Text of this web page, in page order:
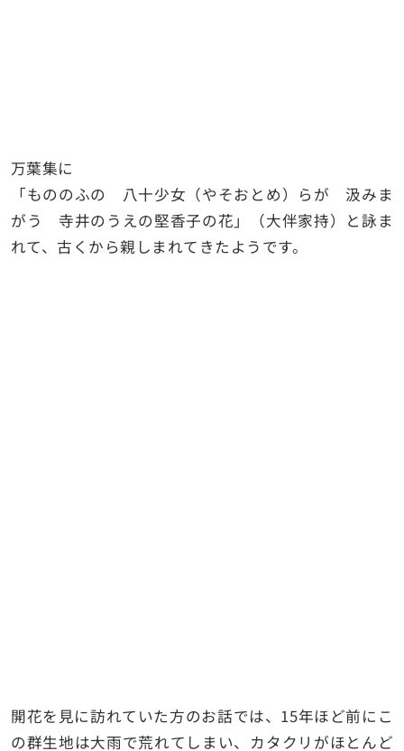
万葉集に
「もののふの 八十少女（やそおとめ）らが 汲みま
がう 寺井のうえの堅香子の花」（大伴家持）と詠ま
れて、古くから親しまれてきたようです。
開花を見に訪れていた方のお話では、15年ほど前にこ
の群生地は大雨で荒れてしまい、カタクリがほとんど